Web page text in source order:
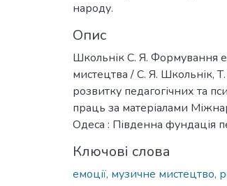
народу.
Опис
Школьнік С. Я. Формування
мистецтва / С. Я. Школьнік,
розвитку педагогічних та
праць за матеріалами
Одеса : Південна фундація
Ключові слова
емоції, музичне мистецтво,